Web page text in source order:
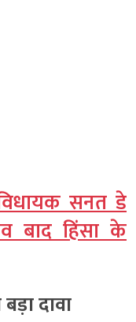
सनत डे
बाद हिंसा के
दावा